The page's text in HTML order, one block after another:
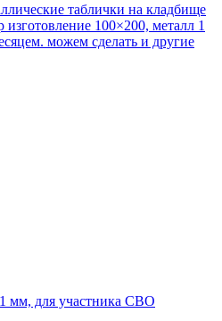
таблички на кладбище
изготовление 100×200, металл 1
можем сделать и другие
мм, для участника СВО